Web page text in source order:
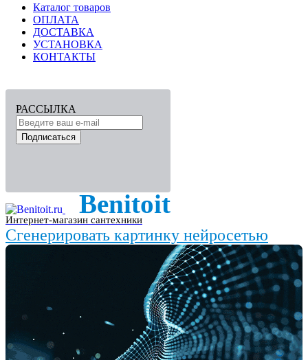
Каталог товаров
ОПЛАТА
ДОСТАВКА
УСТАНОВКА
КОНТАКТЫ
РАССЫЛКА
Подписаться
Benitoit
Интернет-магазин сантехники
Сгенерировать картинку нейросетью